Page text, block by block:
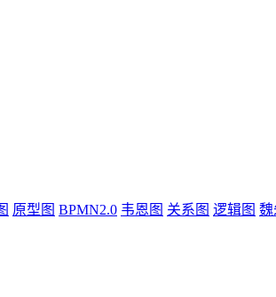
原型图 BPMN2.0 韦恩图 关系图 逻辑图 魏